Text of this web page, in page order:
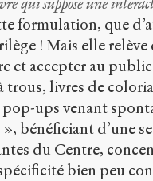
qui suppose une
formulation, que
! Mais elle relève
et accepter au
trous, livres de
ups venant
bénéficiant d’une
du Centre,
bien peu